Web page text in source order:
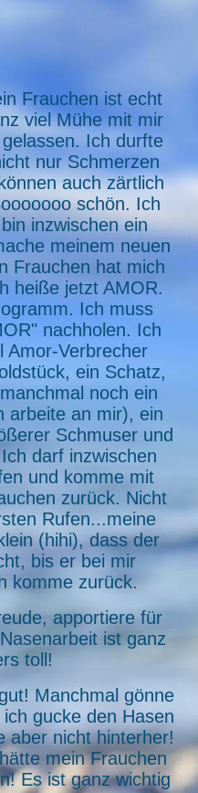
Frauchen ist echt
viel Mühe mit mir
Ich durfte
nur Schmerzen
auch zärtlich
schön. Ich
inzwischen ein
meinem neuen
Frauchen hat mich
heiße jetzt AMOR.
Ich muss
nachholen. Ich
Amor-Verbrecher
ein Schatz,
noch ein
arbeite an mir), ein
Schmuser und
darf inzwischen
und komme mit
zurück. Nicht
Rufen...meine
(hihi), dass der
bis er bei mir
komme zurück.
apportiere für
ist ganz
toll!
Manchmal gönne
gucke den Hasen
aber nicht hinterher!
mein Frauchen
Es ist ganz wichtig